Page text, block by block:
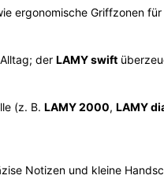
ergonomische Griffzonen
der LAMY swift
(z. B. LAMY 2000, LAMY
Notizen und kleine